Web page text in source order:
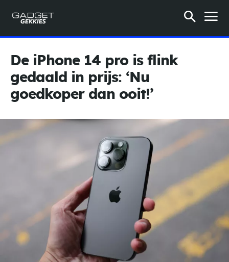
De iPhone 14 pro is flink
gedaald in prijs: ‘Nu
goedkoper dan ooit!’